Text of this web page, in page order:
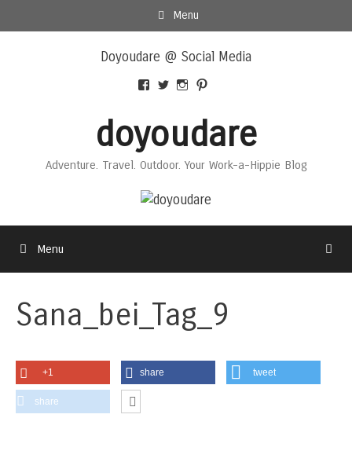
to
Menu
Doyoudare @ Social Media
View
Facebook
View
Twitter
View
Instagram
View
on
Pinterest
doyoudare
Adventure. Travel. Outdoor. Your Work-a-Hippie Blog
Menu
Sana_bei_Tag_9
+1 share tweet
share